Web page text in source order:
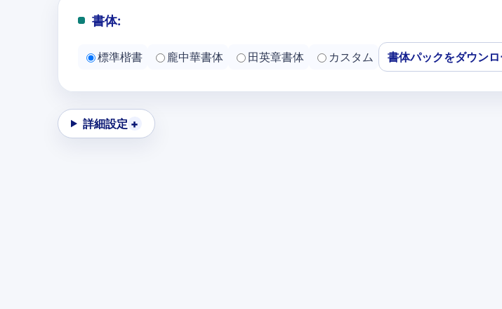
書体:
標準楷書 龐中華書体 田英章書体 カスタム 書体パックをダウンロ
詳細設定